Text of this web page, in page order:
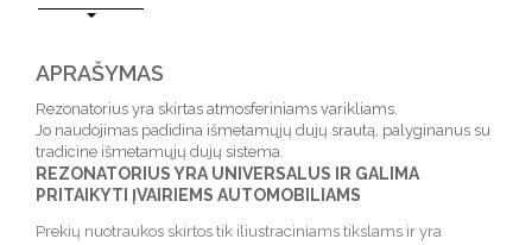
APRAŠYMAS
Rezonatorius yra skirtas atmosferiniams varikliams.
Jo naudojimas padidina išmetamųjų dujų srautą, palyginanus su
tradicine išmetamųjų dujų sistema.
REZONATORIUS YRA UNIVERSALUS IR GALIMA
PRITAIKYTI ĮVAIRIEMS AUTOMOBILIAMS
Prekių nuotraukos skirtos tik iliustraciniams tikslams ir yra